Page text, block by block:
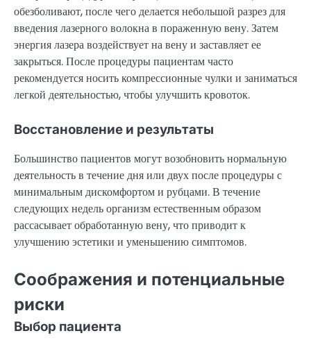
обезболивают, после чего делается небольшой разрез для
введения лазерного волокна в пораженную вену. Затем
энергия лазера воздействует на вену и заставляет ее
закрыться. После процедуры пациентам часто
рекомендуется носить компрессионные чулки и заниматься
легкой деятельностью, чтобы улучшить кровоток.
Восстановление и результаты
Большинство пациентов могут возобновить нормальную
деятельность в течение дня или двух после процедуры с
минимальным дискомфортом и рубцами. В течение
следующих недель организм естественным образом
рассасывает обработанную вену, что приводит к
улучшению эстетики и уменьшению симптомов.
Соображения и потенциальные
риски
Выбор пациента